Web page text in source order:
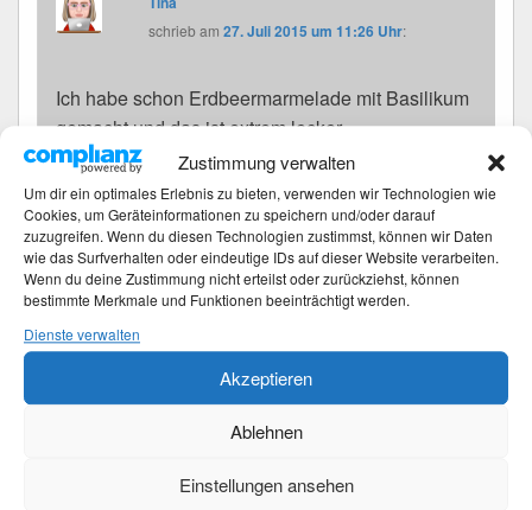
Zustimmung verwalten
Um dir ein optimales Erlebnis zu bieten, verwenden wir Technologien wie
Cookies, um Geräteinformationen zu speichern und/oder darauf
zuzugreifen. Wenn du diesen Technologien zustimmst, können wir Daten
wie das Surfverhalten oder eindeutige IDs auf dieser Website verarbeiten.
Wenn du deine Zustimmung nicht erteilst oder zurückziehst, können
bestimmte Merkmale und Funktionen beeinträchtigt werden.
Dienste verwalten
Akzeptieren
Ablehnen
Einstellungen ansehen
schriebam27. Juli 2015 um 11:26 Uhr:
Ich habe schon Erdbeermarmelade mit Basilikum
gemacht und das ist extrem lecker.
Beitragsnavigation
←VorherigeVorheriger
Beitrag:
Wochenweise Glück KW 29/15
Weiter→Nächster
Wochenweise Glück KW 30/15